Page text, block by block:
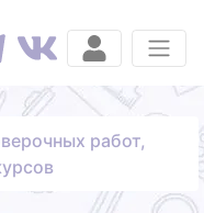
работ,